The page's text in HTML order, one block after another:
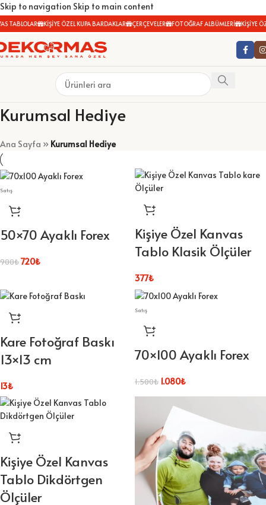
Skip to navigation Skip to main content
KİŞİYE ÖZEL KUPA BARDAKLAR ÇERÇEVELER FOTOĞRAF ALBÜMLERİ KİŞİYE ÖZEL
Kurumsal Hediye
Ana Sayfa » Kurumsal Hediye
Satış
50×70 Ayaklı Forex
900₺720₺
Kişiye Özel Kanvas
Tablo Klasik Ölçüler
377₺
Kare Fotoğraf Baskı
13×13 cm
13₺
Satış
70×100 Ayaklı Forex
1.500₺ 1.080₺
Kişiye Özel Kanvas
Tablo Dikdörtgen
Ölçüler